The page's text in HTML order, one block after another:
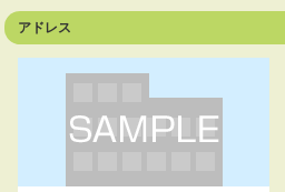
アドレス